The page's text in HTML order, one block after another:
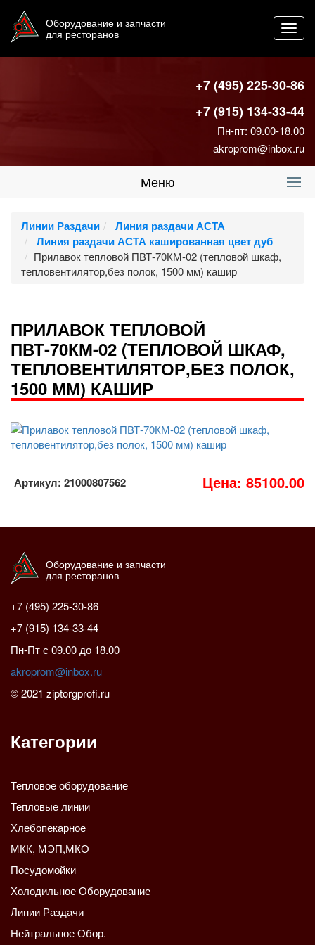
Оборудование и запчасти
для ресторанов
+7 (495) 225-30-86
+7 (915) 134-33-44
Пн-пт: 09.00-18.00
akroprom@inbox.ru
Меню
Линии Раздачи
Линия раздачи АСТА
Линия раздачи АСТА кашированная цвет дуб
Прилавок тепловой ПВТ-70КМ-02 (тепловой шкаф,
тепловентилятор,без полок, 1500 мм) кашир
ПРИЛАВОК ТЕПЛОВОЙ
ПВТ-70КМ-02 (ТЕПЛОВОЙ ШКАФ,
ТЕПЛОВЕНТИЛЯТОР,БЕЗ ПОЛОК,
1500 ММ) КАШИР
Артикул: 21000807562 Цена: 85100.00
Оборудование и запчасти
для ресторанов
+7 (495) 225-30-86
+7 (915) 134-33-44
Пн-Пт с 09.00 до 18.00
akroprom@inbox.ru
© 2021 ziptorgprofi.ru
Категории
Тепловое оборудование
Тепловые линии
Хлебопекарное
МКК, МЭП,МКО
Посудомойки
Холодильное Оборудование
Линии Раздачи
Нейтральное Обор.